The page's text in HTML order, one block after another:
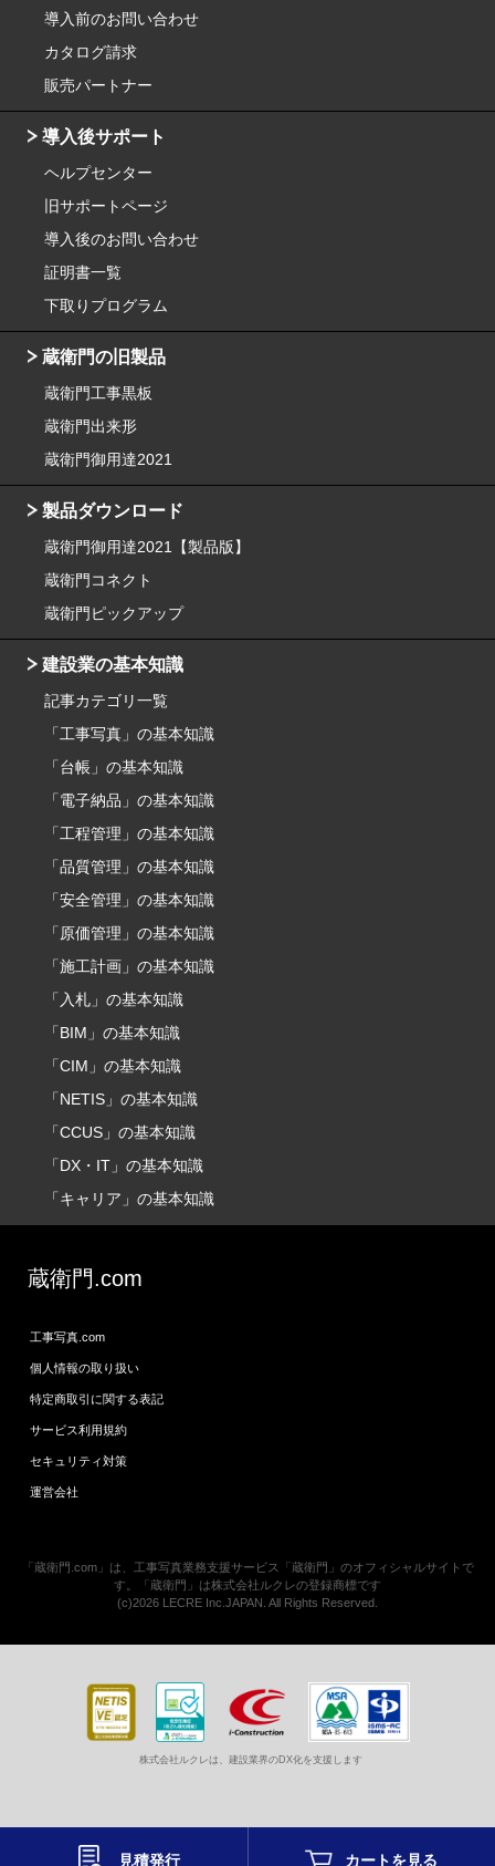
見積発行 カートを見る
導入前のお問い合わせ
カタログ請求
販売パートナー
導入後サポート
ヘルプセンター
旧サポートページ
導入後のお問い合わせ
証明書一覧
下取りプログラム
蔵衛門の旧製品
蔵衛門工事黒板
蔵衛門出来形
蔵衛門御用達2021
製品ダウンロード
蔵衛門御用達2021【製品版】
蔵衛門コネクト
蔵衛門ピックアップ
建設業の基本知識
記事カテゴリ一覧
「工事写真」の基本知識
「台帳」の基本知識
「電子納品」の基本知識
「工程管理」の基本知識
「品質管理」の基本知識
「安全管理」の基本知識
「原価管理」の基本知識
「施工計画」の基本知識
「入札」の基本知識
「BIM」の基本知識
「CIM」の基本知識
「NETIS」の基本知識
「CCUS」の基本知識
「DX・IT」の基本知識
「キャリア」の基本知識
蔵衛門.com
工事写真.com
個人情報の取り扱い
特定商取引に関する表記
サービス利用規約
セキュリティ対策
運営会社
「蔵衛門.com」は、工事写真業務支援サービス「蔵衛門」のオフィシャルサイトで
す。「蔵衛門」は株式会社ルクレの登録商標です
(c)2026 LECRE Inc.JAPAN. All Rights Reserved.
株式会社ルクレは、建設業界のDX化を支援します